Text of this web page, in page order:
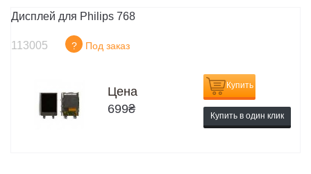
Дисплей для Philips 768
113005 ? Под заказ
Цена
699₴
Купить
Купить в один клик